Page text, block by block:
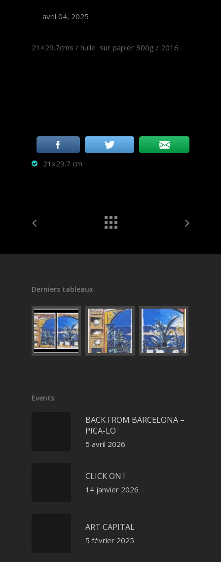
avril 04, 2025
21×29.7cms / huile sur papier 300g / 2016
21x29.7 cm
Derniers tableaux
Events
BACK FROM BARCELONA –
PICA-LO
5 avril 2026
CLICK ON !
14 janvier 2026
ART CAPITAL
5 février 2025